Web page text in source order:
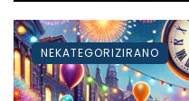
NEKATEGORIZIRANO